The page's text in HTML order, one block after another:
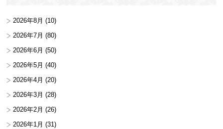
2026年8月 (10)
2026年7月 (80)
2026年6月 (50)
2026年5月 (40)
2026年4月 (20)
2026年3月 (28)
2026年2月 (26)
2026年1月 (31)